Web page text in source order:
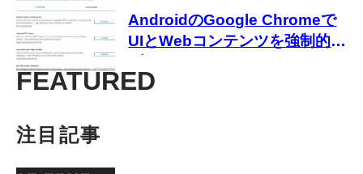
AndroidのGoogle Chromeで
UIとWebコンテンツを強制的に
FEATURED
注目記事